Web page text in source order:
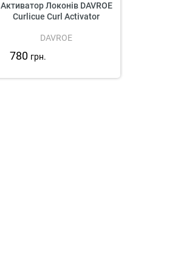
Активатор Локонів DAVROE
Curlicue Curl Activator
DAVROE
780 грн.